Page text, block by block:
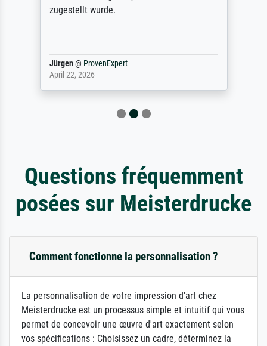
zugestellt wurde.
Jürgen@ ProvenExpert
April 22, 2026
Questions fréquemment
posées sur Meisterdrucke
Comment fonctionne la personnalisation ?
La personnalisation de votre impression d'art chez
Meisterdrucke est un processus simple et intuitif qui vous
permet de concevoir une œuvre d'art exactement selon
vos spécifications : Choisissez un cadre, déterminez la